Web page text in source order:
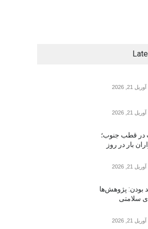
آوریل 21, 2026
آوریل 21, 2026
در قطب جنوب؛
بار در روز
آوریل 21, 2026
بودن: پژوهش‌ها
سلامتی
آوریل 21, 2026